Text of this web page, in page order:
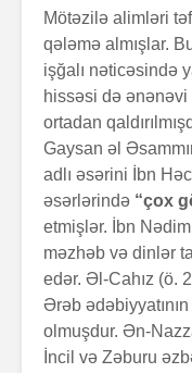
Mötəzilə alimləri
qələmə almışlar.
işğalı nəticəsində
hissəsi də
ortadan
Gaysan əl
adlı əsərini İbn
əsərlərində “çox
etmişlər. İbn
məzhəb və dinlər
edər. Əl-Cahız (ö.
Ərəb
olmuşdur. Ən-
İncil və Zəburu